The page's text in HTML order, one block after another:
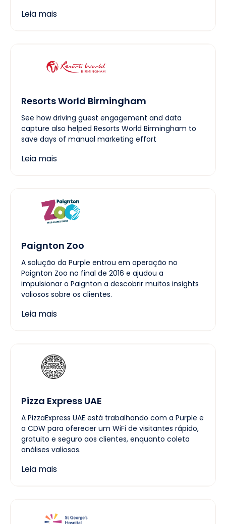
Leia mais
Resorts World Birmingham
See how driving guest engagement and data
capture also helped Resorts World Birmingham to
save days of manual marketing effort
Leia mais
Paignton Zoo
A solução da Purple entrou em operação no
Paignton Zoo no final de 2016 e ajudou a
impulsionar o Paignton a descobrir muitos insights
valiosos sobre os clientes.
Leia mais
Pizza Express UAE
A PizzaExpress UAE está trabalhando com a Purple e
a CDW para oferecer um WiFi de visitantes rápido,
gratuito e seguro aos clientes, enquanto coleta
análises valiosas.
Leia mais